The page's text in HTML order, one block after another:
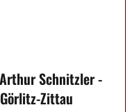
Schnitzler -
Zittau